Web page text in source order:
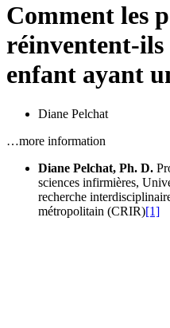
Comment les
réinventent-ils
enfant ayant
Diane Pelchat
…more information
Diane Pelchat, Ph. D.
sciences infirmières,
recherche
métropolitain (CRIR)[1]